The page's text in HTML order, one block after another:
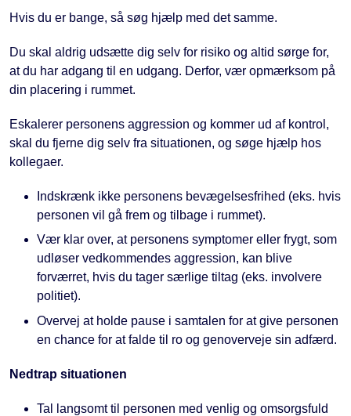
Hvis du er bange, så søg hjælp med det samme.
Du skal aldrig udsætte dig selv for risiko og altid sørge for,
at du har adgang til en udgang. Derfor, vær opmærksom på
din placering i rummet.
Eskalerer personens aggression og kommer ud af kontrol,
skal du fjerne dig selv fra situationen, og søge hjælp hos
kollegaer.
Indskrænk ikke personens bevægelsesfrihed (eks. hvis
personen vil gå frem og tilbage i rummet).
Vær klar over, at personens symptomer eller frygt, som
udløser vedkommendes aggression, kan blive
forværret, hvis du tager særlige tiltag (eks. involvere
politiet).
Overvej at holde pause i samtalen for at give personen
en chance for at falde til ro og genoverveje sin adfærd.
Nedtrap situationen
Tal langsomt til personen med venlig og omsorgsfuld